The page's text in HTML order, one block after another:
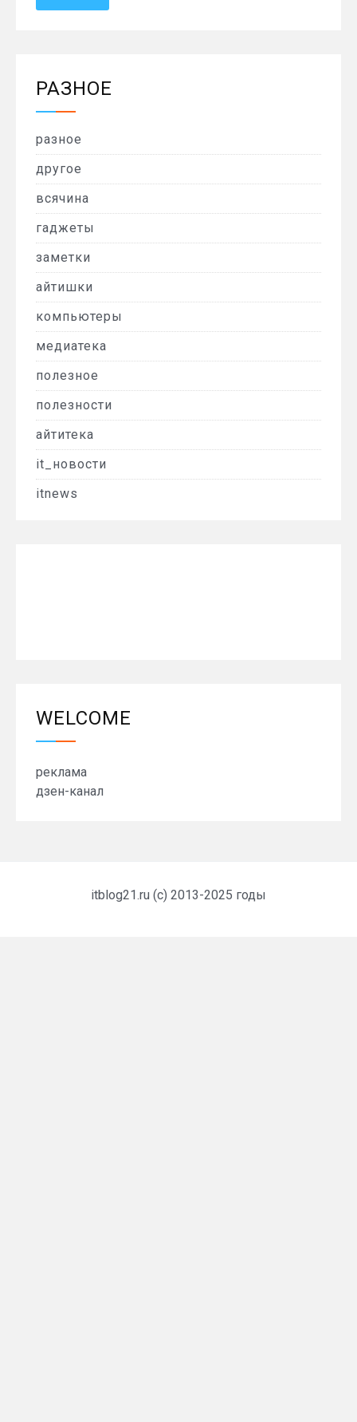
РАЗНОЕ
разное
другое
всячина
гаджеты
заметки
айтишки
компьютеры
медиатека
полезное
полезности
айтитека
it_новости
itnews
WELCOME
реклама
дзен-канал
itblog21.ru (c) 2013-2025 годы